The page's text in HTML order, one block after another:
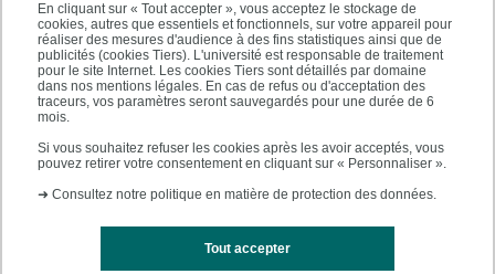
En cliquant sur « Tout accepter », vous acceptez le stockage de
cookies, autres que essentiels et fonctionnels, sur votre appareil pour
réaliser des mesures d'audience à des fins statistiques ainsi que de
publicités (cookies Tiers). L'université est responsable de traitement
pour le site Internet. Les cookies Tiers sont détaillés par domaine
dans nos mentions légales. En cas de refus ou d'acceptation des
traceurs, vos paramètres seront sauvegardés pour une durée de 6
mois.
Si vous souhaitez refuser les cookies après les avoir acceptés, vous
pouvez retirer votre consentement en cliquant sur « Personnaliser ».
➜ Consultez notre politique en matière de protection des données.
Tout accepter